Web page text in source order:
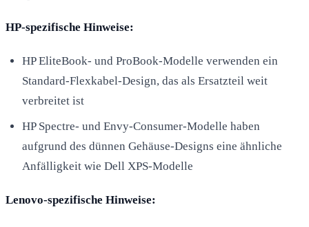
HP-spezifische Hinweise:
HP EliteBook- und ProBook-Modelle verwenden ein
Standard-Flexkabel-Design, das als Ersatzteil weit
verbreitet ist
HP Spectre- und Envy-Consumer-Modelle haben
aufgrund des dünnen Gehäuse-Designs eine ähnliche
Anfälligkeit wie Dell XPS-Modelle
Lenovo-spezifische Hinweise: